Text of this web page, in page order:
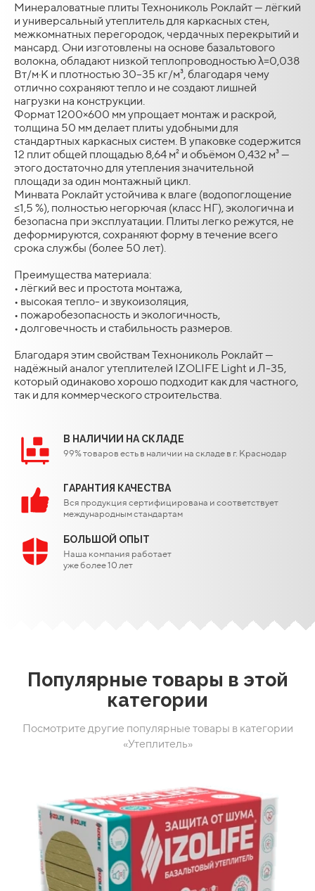
Минераловатные плиты Технониколь Роклайт — лёгкий
и универсальный утеплитель для каркасных стен,
межкомнатных перегородок, чердачных перекрытий и
мансард. Они изготовлены на основе базальтового
волокна, обладают низкой теплопроводностью λ=0,038
Вт/м·К и плотностью 30–35 кг/м³, благодаря чему
отлично сохраняют тепло и не создают лишней
нагрузки на конструкции.
Формат 1200×600 мм упрощает монтаж и раскрой,
толщина 50 мм делает плиты удобными для
стандартных каркасных систем. В упаковке содержится
12 плит общей площадью 8,64 м² и объёмом 0,432 м³ —
этого достаточно для утепления значительной
площади за один монтажный цикл.
Минвата Роклайт устойчива к влаге (водопоглощение
≤1,5 %), полностью негорючая (класс НГ), экологична и
безопасна при эксплуатации. Плиты легко режутся, не
деформируются, сохраняют форму в течение всего
срока службы (более 50 лет).
Преимущества материала:
• лёгкий вес и простота монтажа,
• высокая тепло- и звукоизоляция,
• пожаробезопасность и экологичность,
• долговечность и стабильность размеров.
Благодаря этим свойствам Технониколь Роклайт —
надёжный аналог утеплителей IZOLIFE Light и Л-35,
который одинаково хорошо подходит как для частного,
так и для коммерческого строительства.
В НАЛИЧИИ НА СКЛАДЕ
99% товаров есть в наличии на складе в г. Краснодар
ГАРАНТИЯ КАЧЕСТВА
Вся продукция сертифицирована и соответствует
международным стандартам
БОЛЬШОЙ ОПЫТ
Наша компания работает
уже более 10 лет
Популярные товары в этой
категории
Посмотрите другие популярные товары в категории
«Утеплитель»